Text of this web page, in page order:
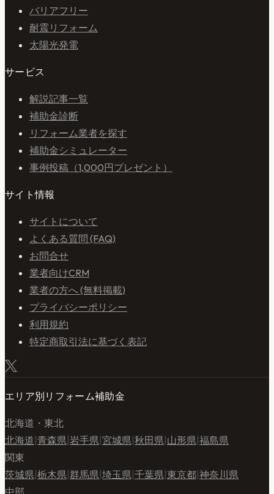
バリアフリー
耐震リフォーム
太陽光発電
サービス
解説記事一覧
補助金診断
リフォーム業者を探す
補助金シミュレーター
事例投稿（1,000円プレゼント）
サイト情報
サイトについて
よくある質問 (FAQ)
お問合せ
業者向けCRM
業者の方へ (無料掲載)
プライバシーポリシー
利用規約
特定商取引法に基づく表記
エリア別リフォーム補助金
北海道・東北
北海道 青森県 岩手県 宮城県 秋田県 山形県 福島県
関東
茨城県 栃木県 群馬県 埼玉県 千葉県 東京都 神奈川県
中部